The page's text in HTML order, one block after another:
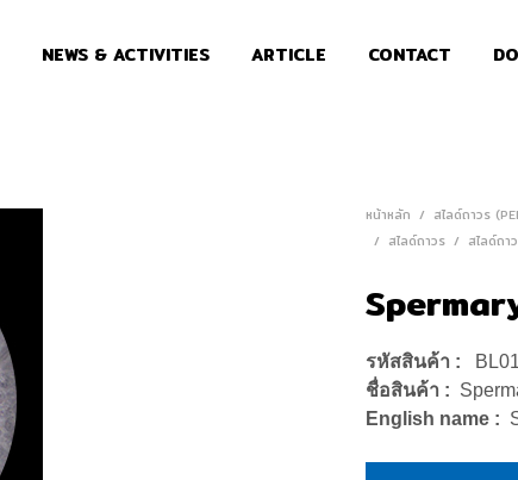
NEWS & ACTIVITIES ARTICLE CONTACT
หน้าหลัก / สไลด์ถาวร
/ สไลด์ถาวร / สไลด์ถา
รหัสสินค้า :
ชื่อสินค้า :
English name :